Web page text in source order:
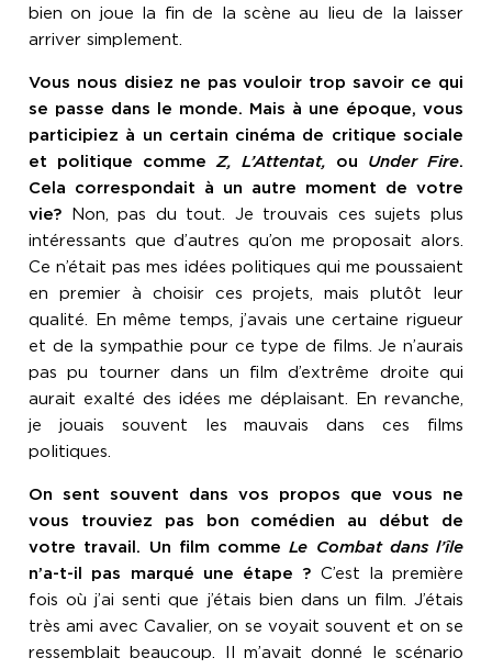
bien on joue la fin de la scène au lieu de la laisser
arriver simplement.
Vous nous disiez ne pas vouloir trop savoir ce qui
se passe dans le monde. Mais à une époque, vous
participiez à un certain cinéma de critique sociale
et politique comme Z, L’Attentat, ou Under Fire.
Cela correspondait à un autre moment de votre
vie?
Non, pas du tout. Je trouvais ces sujets plus
intéressants que d’autres qu’on me proposait alors.
Ce n’était pas mes idées politiques qui me poussaient
en premier à choisir ces projets, mais plutôt leur
qualité. En même temps, j’avais une certaine rigueur
et de la sympathie pour ce type de films. Je n’aurais
pas pu tourner dans un film d’extrême droite qui
aurait exalté des idées me déplaisant. En revanche,
je jouais souvent les mauvais dans ces films
politiques.
On sent souvent dans vos propos que vous ne
vous trouviez pas bon comédien au début de
votre travail. Un film commeLe Combat dans l’île
n’a-t-il pas marqué une étape ? C’est la première
fois où j’ai senti que j’étais bien dans un film. J’étais
très ami avec Cavalier, on se voyait souvent et on se
ressemblait beaucoup. Il m’avait donné le scénario